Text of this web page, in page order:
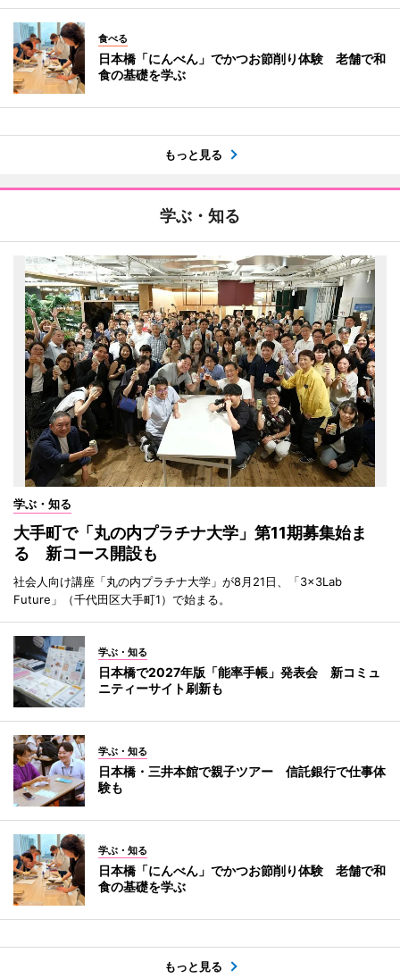
食べる
日本橋「にんべん」でかつお節削り体験 老舗で和
食の基礎を学ぶ
もっと見る
学ぶ・知る
学ぶ・知る
大手町で「丸の内プラチナ大学」第11期募集始ま
る 新コース開設も
社会人向け講座「丸の内プラチナ大学」が8月21日、「3×3Lab
Future」（千代田区大手町1）で始まる。
学ぶ・知る
日本橋で2027年版「能率手帳」発表会 新コミュ
ニティーサイト刷新も
学ぶ・知る
日本橋・三井本館で親子ツアー 信託銀行で仕事体
験も
学ぶ・知る
日本橋「にんべん」でかつお節削り体験 老舗で和
食の基礎を学ぶ
もっと見る